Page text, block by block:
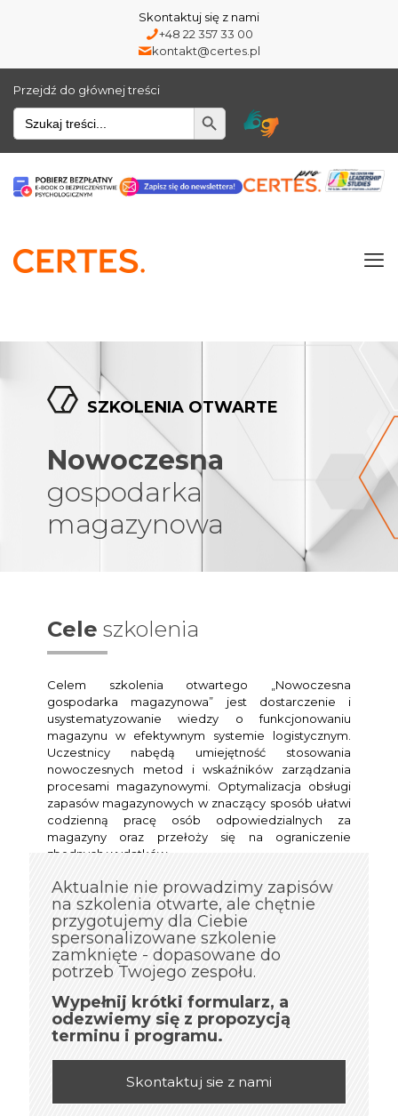
Skontaktuj się z nami
+48 22 357 33 00
kontakt@certes.pl
Przejdź do głównej treści
Wyszukiwarka
SZKOLENIA OTWARTE
Nowoczesna
gospodarka
magazynowa
Cele szkolenia
Celem szkolenia otwartego „Nowoczesna
gospodarka magazynowa” jest dostarczenie i
usystematyzowanie wiedzy o funkcjonowaniu
magazynu w efektywnym systemie logistycznym.
Uczestnicy nabędą umiejętność stosowania
nowoczesnych metod i wskaźników zarządzania
procesami magazynowymi. Optymalizacja obsługi
zapasów magazynowych w znaczący sposób ułatwi
codzienną pracę osób odpowiedzialnych za
magazyny oraz przełoży się na ograniczenie
zbędnych wydatków.
Aktualnie nie prowadzimy zapisów
na szkolenia otwarte, ale chętnie
przygotujemy dla Ciebie
spersonalizowane szkolenie
zamknięte - dopasowane do
potrzeb Twojego zespołu.
Wypełnij krótki formularz, a
odezwiemy się z propozycją
terminu i programu.
Skontaktuj sie z nami